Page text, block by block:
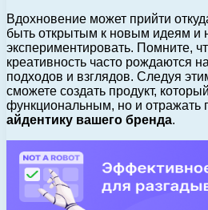
Вдохновение может прийти
быть открытым к новым идеям и
экспериментировать. Помните,
креативность часто рождаются
подходов и взглядов. Следуя
сможете создать продукт,
функциональным, но и отражать
айдентику вашего бренда.